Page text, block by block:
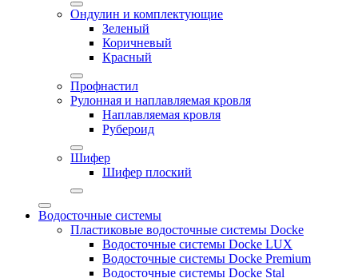
Ондулин и комплектующие
Зеленый
Коричневый
Красный
Профнастил
Рулонная и наплавляемая кровля
Наплавляемая кровля
Рубероид
Шифер
Шифер плоский
Водосточные системы
Пластиковые водосточные системы Docke
Водосточные системы Docke LUX
Водосточные системы Docke Premium
Водосточные системы Docke Stal